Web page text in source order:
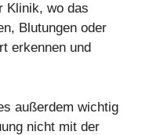
Klinik, wo das
Blutungen oder
erkennen und
außerdem wichtig
nicht mit der